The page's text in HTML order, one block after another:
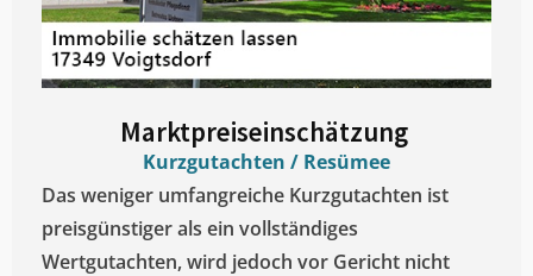
Marktpreiseinschätzung ​
Kurzgutachten / Resümee
Das weniger umfangreiche Kurzgutachten ist
preisgünstiger als ein vollständiges
Wertgutachten, wird jedoch vor Gericht nicht